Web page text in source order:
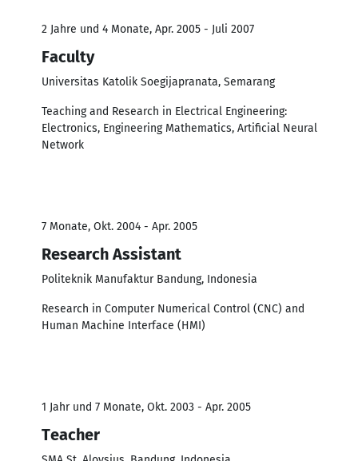
2 Jahre und 4 Monate, Apr. 2005 - Juli 2007
Faculty
Universitas Katolik Soegijapranata, Semarang
Teaching and Research in Electrical Engineering:
Electronics, Engineering Mathematics, Artificial Neural
Network
7 Monate, Okt. 2004 - Apr. 2005
Research Assistant
Politeknik Manufaktur Bandung, Indonesia
Research in Computer Numerical Control (CNC) and
Human Machine Interface (HMI)
1 Jahr und 7 Monate, Okt. 2003 - Apr. 2005
Teacher